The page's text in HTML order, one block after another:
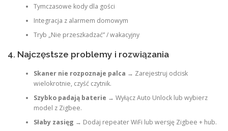
Tymczasowe kody dla gości
Integracja z alarmem domowym
Tryb „Nie przeszkadzać” / wakacyjny
4. Najczęstsze problemy i rozwiązania
Skaner nie rozpoznaje palca → Zarejestruj odcisk
wielokrotnie, czyść czytnik.
Szybko padają baterie → Wyłącz Auto Unlock lub wybierz
model z Zigbee.
Słaby zasięg → Dodaj repeater WiFi lub wersję Zigbee + hub.